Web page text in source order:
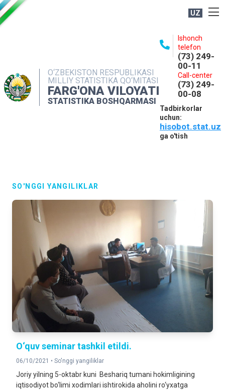
UZ
O‘ZBEKISTON RESPUBLIKASI
MILLIY STATISTIKA QO‘MITASI
FARG'ONA VILOYATI
STATISTIKA BOSHQARMASI
Ishonch
telefon
(73) 249-
00-11
Call-center
(73) 249-
00-08
Tadbirkorlar
uchun:
hisobot.stat.uz
ga o'tish
NASHRLAR
INTERAKTIV XIZMATLAR
MATBUOT XIZMATI
SO'NGGI YANGILIKLAR
O‘quv seminar tashkil etildi.
06/10/2021 • So'nggi yangiliklar
Joriy yilning 5-oktabr kuni Beshariq tumani hokimligining
iqtisodiyot bo‘limi xodimlari ishtirokida aholini ro‘yxatga